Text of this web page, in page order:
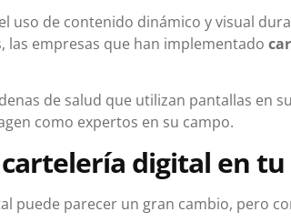
uso de contenido dinámico y visual
las empresas que han implementado
de salud que utilizan pantallas
como expertos en su campo.
digital en tu
puede parecer un gran cambio, pero